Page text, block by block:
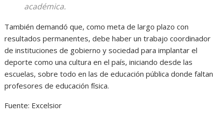
académica.
También demandó que, como meta de largo plazo con
resultados permanentes, debe haber un trabajo coordinador
de instituciones de gobierno y sociedad para implantar el
deporte como una cultura en el país, iniciando desde las
escuelas, sobre todo en las de educación pública donde faltan
profesores de educación física.
Fuente: Excelsior